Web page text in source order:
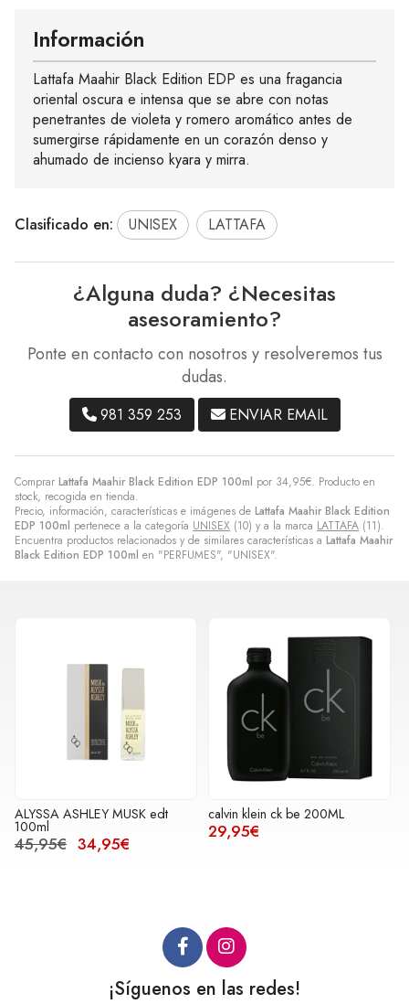
Comprar Lattafa Maahir Black Edition EDP 100ml por 34,95€. Producto en
stock, recogida en tienda.
Precio, información, características e imágenes de Lattafa Maahir Black Edition
EDP 100ml pertenece a la categoría UNISEX (10) y a la marca LATTAFA (11).
Encuentra productos relacionados y de similares características a Lattafa Maahir
Black Edition EDP 100ml en "PERFUMES", "UNISEX".
Información
Lattafa Maahir Black Edition EDP es una fragancia
oriental oscura e intensa que se abre con notas
penetrantes de violeta y romero aromático antes de
sumergirse rápidamente en un corazón denso y
ahumado de incienso kyara y mirra.
Clasificado en: UNISEX LATTAFA
¿Alguna duda? ¿Necesitas
asesoramiento?
Ponte en contacto con nosotros y resolveremos tus
dudas.
981 359 253 ENVIAR EMAIL
ALYSSA ASHLEY MUSK edt
100ml
45,95€ 34,95€
calvin klein ck be 200ML
29,95€
¡Síguenos en las redes!